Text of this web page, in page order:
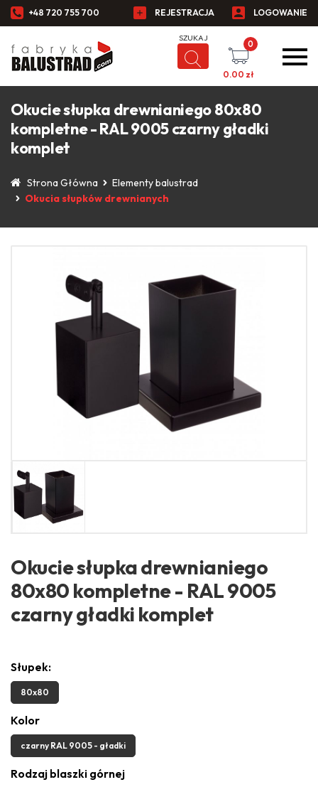
+48 720 755 700 REJESTRACJA LOGOWANIE
0
0.00 zł
Okucie słupka drewnianiego 80x80
kompletne - RAL 9005 czarny gładki
komplet
Strona Główna
Elementy balustrad
Okucia słupków drewnianych
Okucie słupka drewnianiego
80x80 kompletne - RAL 9005
czarny gładki komplet
Słupek:
80x80
Kolor
czarny RAL 9005 - gładki
Rodzaj blaszki górnej